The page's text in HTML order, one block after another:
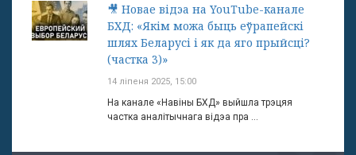
🎥 Новае відэа на YouTube-канале
БХД: «Якім можа быць еўрапейскі
шлях Беларусі і як да яго прыйсці?
(частка 3)»
14 ліпеня 2025, 15:00
На канале «Навіны БХД» выйшла трэцяя
частка аналітычнага відэа пра ...